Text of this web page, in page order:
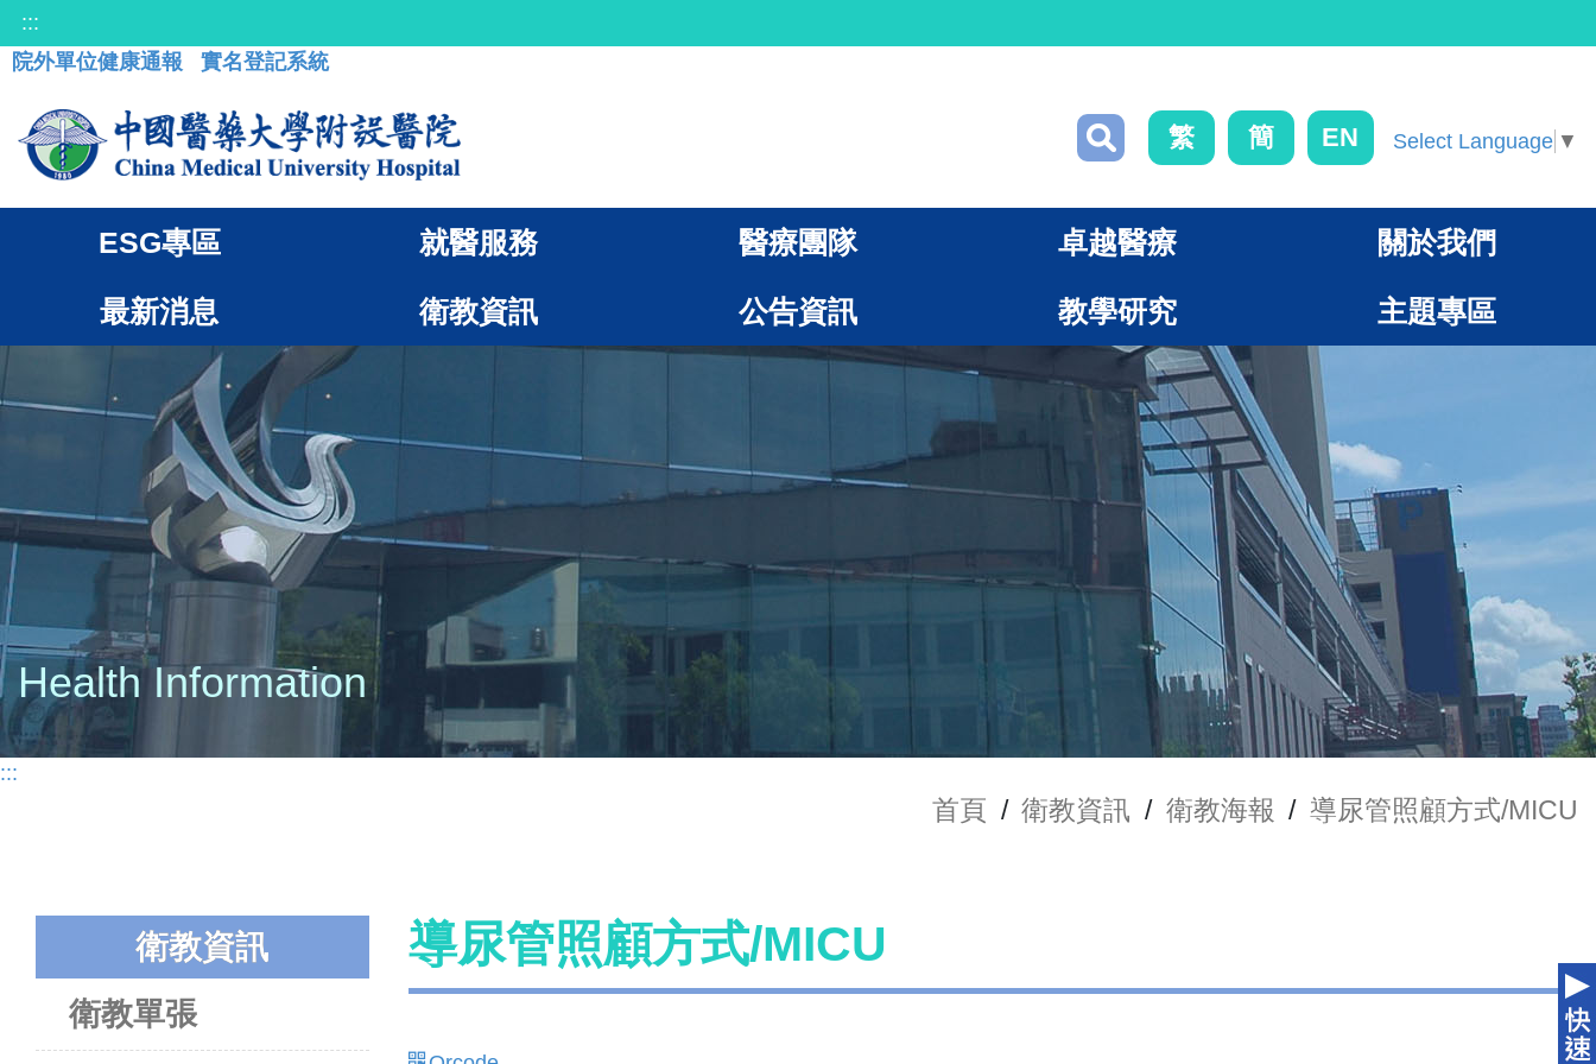
:::
院外單位健康通報
實名登記系統
繁 簡 EN Select Language ▼
ESG專區 就醫服務 醫療團隊 卓越醫療 關於我們
最新消息 衛教資訊 公告資訊 教學研究 主題專區
Health Information
:::
首頁 / 衛教資訊 / 衛教海報 / 導尿管照顧方式/MICU
衛教資訊
衛教單張
導尿管照顧方式/MICU